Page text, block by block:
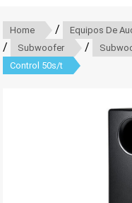
Home / Equipos De
/ Subwoofer /
Control 50s/t